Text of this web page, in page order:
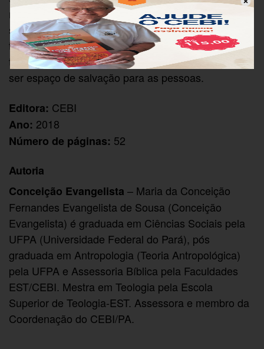
meio das pessoas, o anúncio do reino de Deus,
sendo essa presença viva e ativa nas famílias, no
trabalho, nas comunidades, na sociedade e em
todos os lugares onde estão presentes, procurando
ser espaço de salvação para as pessoas.
Editora: CEBI
Ano: 2018
Número de páginas: 52
Autoria
Conceição Evangelista – Maria da Conceição
Fernandes Evangelista de Sousa (Conceição
Evangelista) é graduada em Ciências Sociais pela
UFPA (Universidade Federal do Pará), pós
graduada em Antropologia (Teoria Antropológica)
pela UFPA e Assessoria Bíblica pela Faculdades
EST/CEBI. Mestra em Teologia pela Escola
Superior de Teologia-EST. Assessora e membro da
Coordenação do CEBI/PA.